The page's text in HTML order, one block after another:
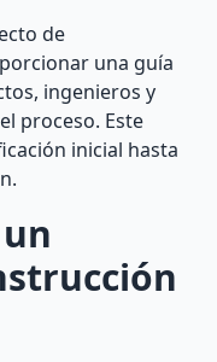
de
una guía
ingenieros y
proceso. Este
inicial hasta